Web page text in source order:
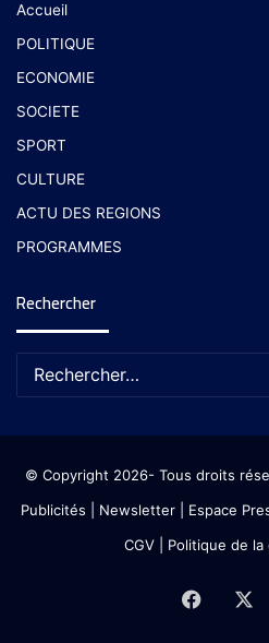
Accueil
POLITIQUE
ECONOMIE
SOCIETE
SPORT
CULTURE
ACTU DES REGIONS
PROGRAMMES
Rechercher
© Copyright 2026- Tous droits
Publicités
Newsletter| Espace
CGV| Politique de